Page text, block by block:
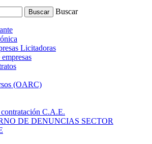
Buscar
Licitadoras
(OARC)
C.A.E.
DE DENUNCIAS SECTOR